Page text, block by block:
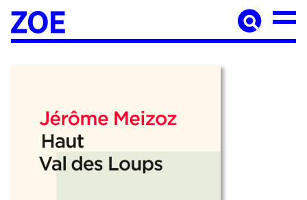
Accueil
À paraître
Agenda
Les éditions Zoé